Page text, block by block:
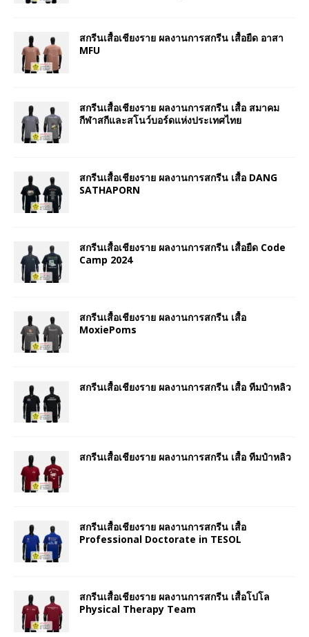
สกรีนเสื้อเชียงราย ผลงานการสกรีน เสื้อยืด อาสา
MFU
สกรีนเสื้อเชียงราย ผลงานการสกรีน เสื้อ สมาคม
กีฬาสกีและสโนว์บอร์ดแห่งประเทศไทย
สกรีนเสื้อเชียงราย ผลงานการสกรีน เสื้อ DANG
SATHAPORN
สกรีนเสื้อเชียงราย ผลงานการสกรีน เสื้อยืด Code
Camp 2024
สกรีนเสื้อเชียงราย ผลงานการสกรีน เสื้อ
MoxiePoms
สกรีนเสื้อเชียงราย ผลงานการสกรีน เสื้อ ทีมป๋าหลิว
สกรีนเสื้อเชียงราย ผลงานการสกรีน เสื้อ ทีมป๋าหลิว
สกรีนเสื้อเชียงราย ผลงานการสกรีน เสื้อ
Professional Doctorate in TESOL
สกรีนเสื้อเชียงราย ผลงานการสกรีน เสื้อโปโล
Physical Therapy Team